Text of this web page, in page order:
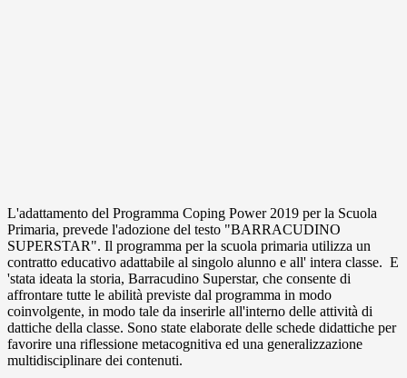
L'adattamento del Programma Coping Power 2019 per la Scuola
Primaria, prevede l'adozione del testo "BARRACUDINO
SUPERSTAR". Il programma per la scuola primaria utilizza un
contratto educativo adattabile al singolo alunno e all' intera classe. E
'stata ideata la storia, Barracudino Superstar, che consente di
affrontare tutte le abilità previste dal programma in modo
coinvolgente, in modo tale da inserirle all'interno delle attività di
dattiche della classe. Sono state elaborate delle schede didattiche per
favorire una riflessione metacognitiva ed una generalizzazione
multidisciplinare dei contenuti.